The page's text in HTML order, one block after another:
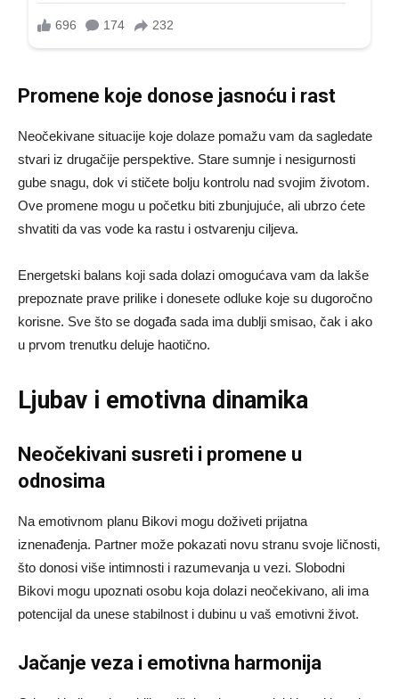
Promene koje donose jasnoću i rast
Neočekivane situacije koje dolaze pomažu vam da sagledate
stvari iz drugačije perspektive. Stare sumnje i nesigurnosti
gube snagu, dok vi stičete bolju kontrolu nad svojim životom.
Ove promene mogu u početku biti zbunjujuće, ali ubrzo ćete
shvatiti da vas vode ka rastu i ostvarenju ciljeva.
Energetski balans koji sada dolazi omogućava vam da lakše
prepoznate prave prilike i donesete odluke koje su dugoročno
korisne. Sve što se događa sada ima dublji smisao, čak i ako
u prvom trenutku deluje haotično.
Ljubav i emotivna dinamika
Neočekivani susreti i promene u
odnosima
Na emotivnom planu Bikovi mogu doživeti prijatna
iznenađenja. Partner može pokazati novu stranu svoje ličnosti,
što donosi više intimnosti i razumevanja u vezi. Slobodni
Bikovi mogu upoznati osobu koja dolazi neočekivano, ali ima
potencijal da unese stabilnost i dubinu u vaš emotivni život.
Jačanje veza i emotivna harmonija